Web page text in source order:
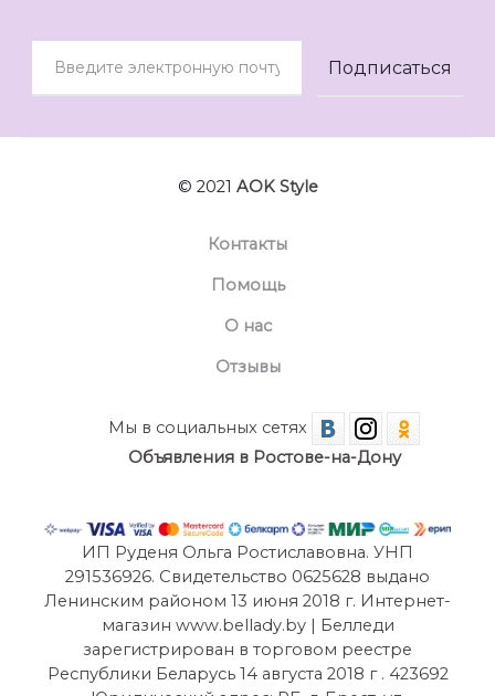
© 2021 AOK Style
Контакты
Помощь
О нас
Отзывы
Мы в социальных сетях
Объявления в Ростове-на-Дону
ИП Руденя Ольга Ростиславовна. УНП
291536926. Свидетельство 0625628 выдано
Ленинским районом 13 июня 2018 г. Интернет-
магазин www.bellady.by | Белледи
зарегистрирован в торговом реестре
Республики Беларусь 14 августа 2018 г . 423692